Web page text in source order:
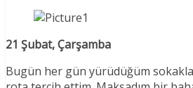
21 Şubat, Çarşamba
Bugün her gün yürüdüğüm